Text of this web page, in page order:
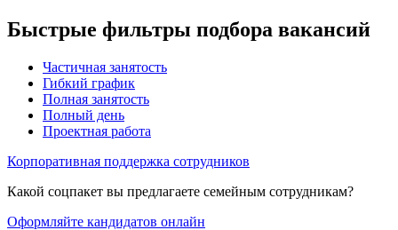
Быстрые фильтры подбора вакансий
Частичная занятость
Гибкий график
Полная занятость
Полный день
Проектная работа
Корпоративная поддержка сотрудников
Какой соцпакет вы предлагаете семейным сотрудникам?
Оформляйте кандидатов онлайн